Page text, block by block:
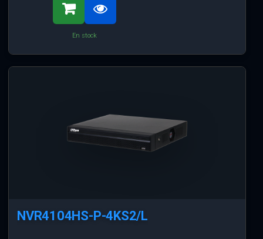
En stock
NVR4104HS-P-4KS2/L